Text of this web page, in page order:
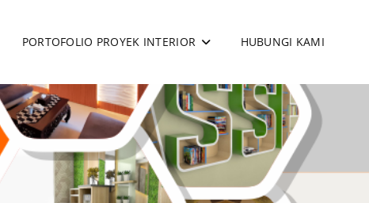
PORTOFOLIO PROYEK INTERIOR HUBUNGI KAMI